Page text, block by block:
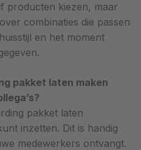
producten kiezen, maar
combinaties die passen
en het moment
pakket laten maken
pakket laten
inzetten. Dit is handig
medewerkers ontvangt.